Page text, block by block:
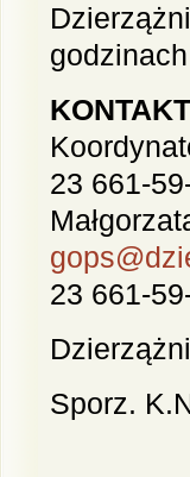
23 661-
23 661-
Sporz.